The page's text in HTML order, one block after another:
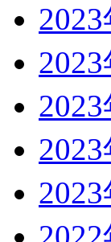
2023
2023
2023
2023
2023